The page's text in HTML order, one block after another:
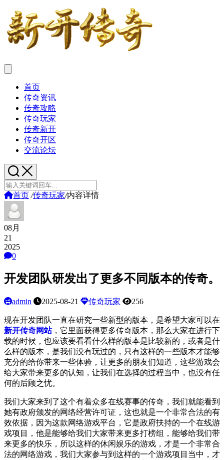
首页
传奇资讯
传奇攻略
传奇玩家
传奇新开
传奇开区
交流论坛
首页 /传奇玩家/内容详情
08月
21
2025
0
开发团队研发出了更多不同版本的传奇。
admin 2025-08-21 传奇玩家 256
现在开发团队一直在研究一些新型的版本，是希望大家可以在
新开传奇网站，它里面获得更多传奇版本，那么大家在进行下
载的时候，也应该要看看什么样的版本是比较新的，或者是什
么样的版本，是我们没有玩过的，只有这样的一些版本才能够
充分的给你带来一些体验，让更多的朋友们知道，这些游戏会
给大家带来更多的认知，让我们在选择的过程当中，也没有任
何的后顾之忧。
我们大家来到了这个有着众多在线赛事的传奇 ，我们就能看到
她有政府颁发的网络经营许可证，这也就是一个非常合法的有
效依据，因为这款网络游戏平台，它是政府扶持的一个在线游
戏项目，他是能够给我们大家带来更多打榜组，能够给我们带
来更多的快乐，所以这样的休闲娱乐的游戏，才是一个非常合
法的网络游戏，我们大家参与到这样的一个游戏项目当中，才